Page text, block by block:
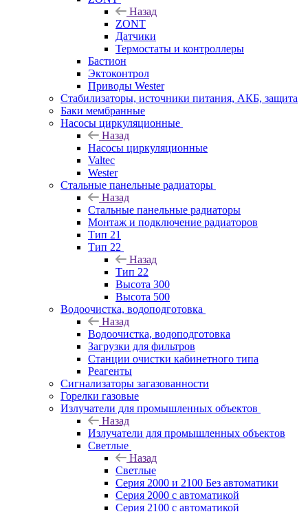
Назад
ZONT
Датчики
Термостаты и контроллеры
Бастион
Эктоконтрол
Приводы Wester
Стабилизаторы, источники питания, АКБ, защита
Баки мембранные
Насосы циркуляционные
Назад
Насосы циркуляционные
Valtec
Wester
Стальные панельные радиаторы
Назад
Стальные панельные радиаторы
Монтаж и подключение радиаторов
Тип 21
Тип 22
Назад
Тип 22
Высота 300
Высота 500
Водоочистка, водоподготовка
Назад
Водоочистка, водоподготовка
Загрузки для фильтров
Станции очистки кабинетного типа
Реагенты
Сигнализаторы загазованности
Горелки газовые
Излучатели для промышленных объектов
Назад
Излучатели для промышленных объектов
Светлые
Назад
Светлые
Серия 2000 и 2100 Без автоматики
Серия 2000 с автоматикой
Серия 2100 с автоматикой